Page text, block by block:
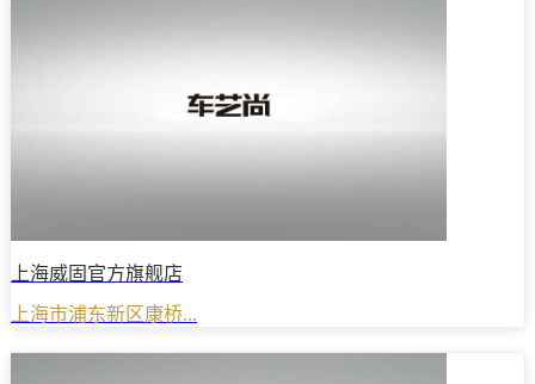
上海威固官方旗舰店
上海市浦东新区康桥...